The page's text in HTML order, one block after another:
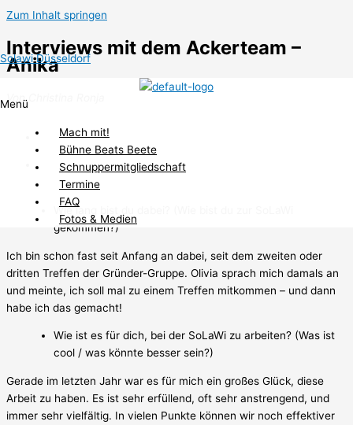
Zum Inhalt springen
Solawi Düsseldorf
Menü
Mach mit!
Bühne Beats Beete
Schnuppermitgliedschaft
Termine
FAQ
Fotos & Medien
Interviews mit dem Ackerteam –
Anika
Von Christina Ronja
Wie lang bist du dabei? (Wie bist du zur SoLaWi
gekommen?)
Ich bin schon fast seit Anfang an dabei, seit dem zweiten oder
dritten Treffen der Gründer-Gruppe. Olivia sprach mich damals an
und meinte, ich soll mal zu einem Treffen mitkommen – und dann
habe ich das gemacht!
Wie ist es für dich, bei der SoLaWi zu arbeiten? (Was ist
cool / was könnte besser sein?)
Gerade im letzten Jahr war es für mich ein großes Glück, diese
Arbeit zu haben. Es ist sehr erfüllend, oft sehr anstrengend, und
immer sehr vielfältig. In vielen Punkte können wir noch effektiver